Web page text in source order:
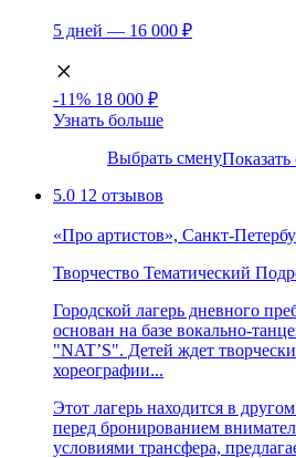
5 дней — 16 000 ₽
-11% 18 000 ₽
Узнать больше
Выбрать смену
5.0 12 отзывов
«Про артистов», Санкт-
Творчество Тематический
Городской лагерь дневного
основан на базе вокально-
"NAT’S". Детей ждет
хореографии...
Этот лагерь находится в
перед бронированием
условиями трансфера,